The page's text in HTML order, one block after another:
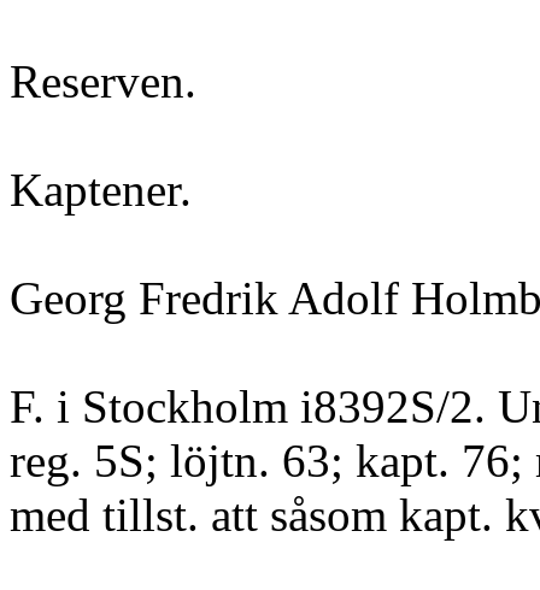
Reserven.
Kaptener.
Georg Fredrik Adolf
F. i Stockholm i8392S/2.
reg. 5S; löjtn. 63; kapt.
med tillst. att såsom kapt.